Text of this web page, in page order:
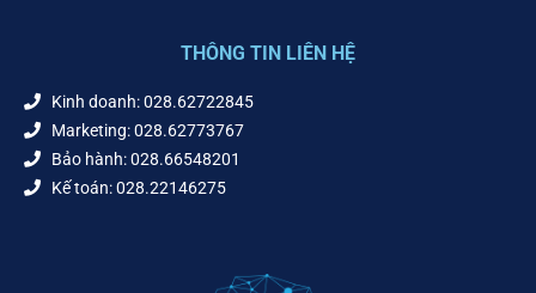
THÔNG TIN LIÊN HỆ
Kinh doanh: 028.62722845
Marketing: 028.62773767
Bảo hành: 028.66548201
Kế toán: 028.22146275